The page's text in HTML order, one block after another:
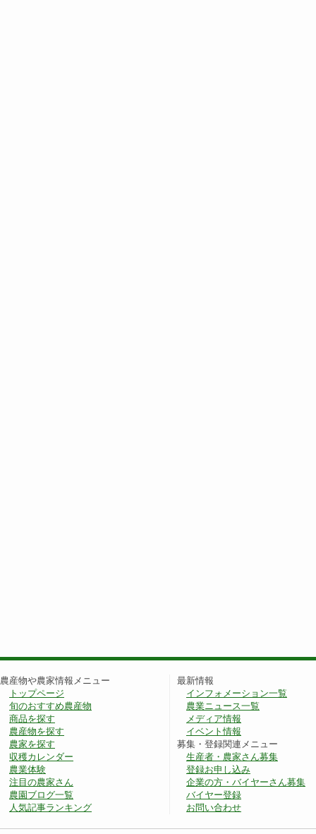
農産物や農家情報メニュー
トップページ
旬のおすすめ農産物
商品を探す
農産物を探す
農家を探す
収穫カレンダー
農業体験
注目の農家さん
農園ブログ一覧
人気記事ランキング
最新情報
インフォメーション一覧
農業ニュース一覧
メディア情報
イベント情報
募集・登録関連メニュー
生産者・農家さん募集
登録お申し込み
企業の方・バイヤーさん募集
バイヤー登録
お問い合わせ